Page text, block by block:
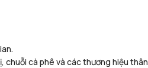
chuỗi cà phê và các thương hiệu thân